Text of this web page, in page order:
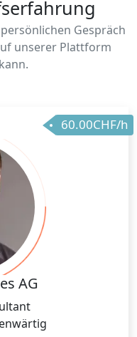
Gespräch
unserer Plattform
60.00CHF/h
AG